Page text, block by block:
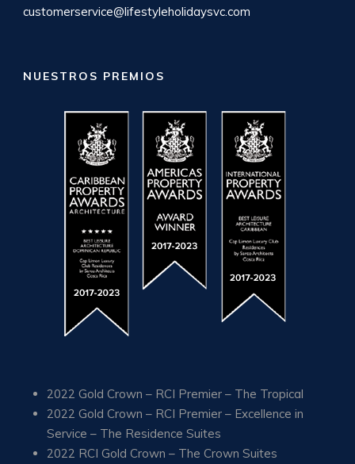
customerservice@lifestyleholidaysvc.com
NUESTROS PREMIOS
2022 Gold Crown – RCI Premier – The Tropical
2022 Gold Crown – RCI Premier – Excellence in
Service – The Residence Suites
2022 RCI Gold Crown – The Crown Suites